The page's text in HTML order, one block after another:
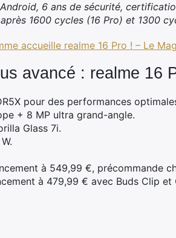
6 ans de sécurité,
1600 cycles (16 Pro) et 1300
accueille realme 16 Pro ! – Le
avancé : realme 16
pour des performances
+ 8 MP ultra grand-angle.
Glass 7i.
à 549,99 €, précommande
à 479,99 € avec Buds Clip et